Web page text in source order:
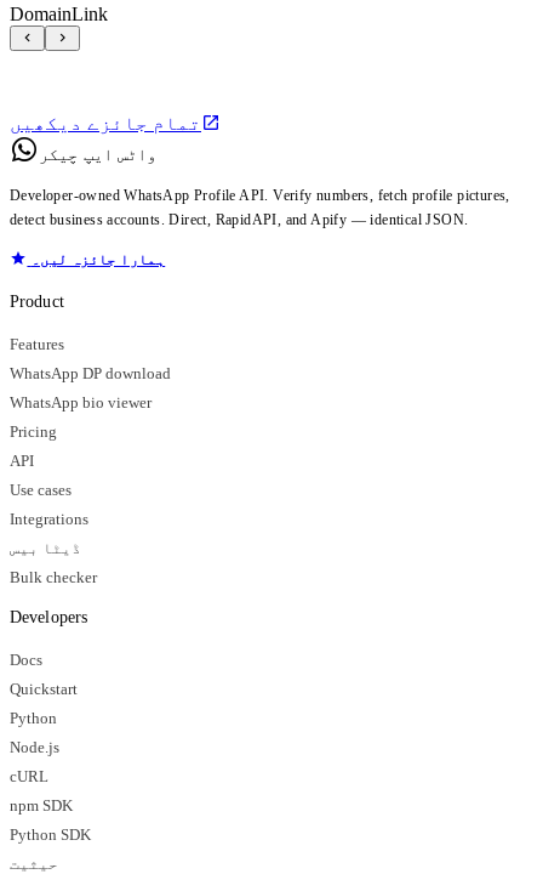
DomainLink
تمام جائزے دیکھیں
واٹس ایپ چیکر
Developer-owned WhatsApp Profile API. Verify numbers, fetch profile pictures,
detect business accounts. Direct, RapidAPI, and Apify — identical JSON.
ہمارا جائزہ لیں۔
Product
Features
WhatsApp DP download
WhatsApp bio viewer
Pricing
API
Use cases
Integrations
ڈیٹا بیس
Bulk checker
Developers
Docs
Quickstart
Python
Node.js
cURL
npm SDK
Python SDK
حیثیت